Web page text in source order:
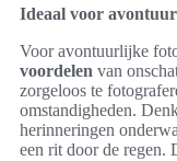
Ideaal voor
Voor avontuurlijke
voordelen van
zorgeloos te
omstandigheden.
herinneringen
een rit door de regen.